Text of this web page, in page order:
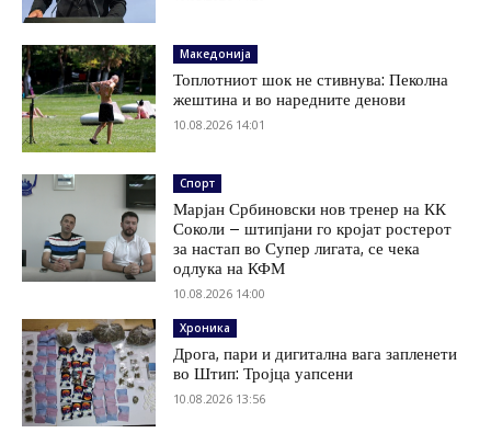
Македонија
Топлотниот шок не стивнува: Пеколна
жештина и во наредните денови
10.08.2026 14:01
Спорт
Марјан Србиновски нов тренер на КК
Соколи – штипјани го кројат ростерот
за настап во Супер лигата, се чека
одлука на КФМ
10.08.2026 14:00
Хроника
Дрога, пари и дигитална вага запленети
во Штип: Тројца уапсени
10.08.2026 13:56